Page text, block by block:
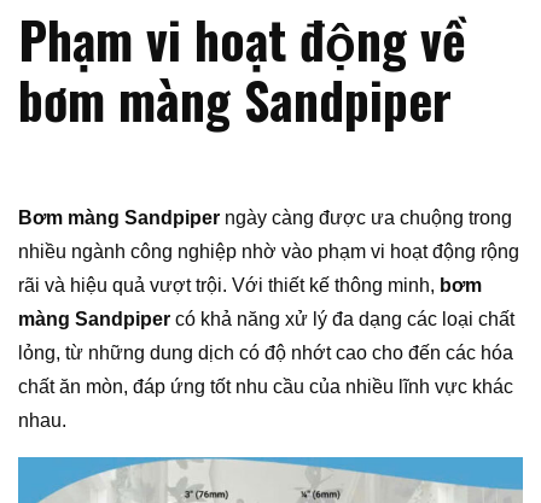
Phạm vi hoạt động về
bơm màng Sandpiper
Bơm màng Sandpiper ngày càng được ưa chuộng trong
nhiều ngành công nghiệp nhờ vào phạm vi hoạt động rộng
rãi và hiệu quả vượt trội. Với thiết kế thông minh, bơm
màng Sandpiper có khả năng xử lý đa dạng các loại chất
lỏng, từ những dung dịch có độ nhớt cao cho đến các hóa
chất ăn mòn, đáp ứng tốt nhu cầu của nhiều lĩnh vực khác
nhau.